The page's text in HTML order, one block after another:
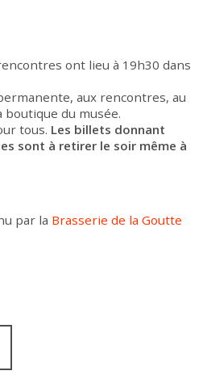
ont lieu à 19h30 dans
aux rencontres, au
du musée.
tous. Les billets donnant
sont à retirer le soir même à
par la Brasserie de la Goutte